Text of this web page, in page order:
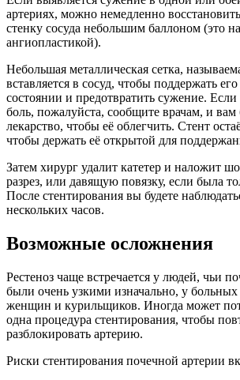
артериях, можно немедленно
стенку сосуда небольшим баллоном (это
ангиопластикой).
Небольшая металлическая сетка,
вставляется в сосуд, чтобы поддержать
состоянии и предотвратить сужение.
боль, пожалуйста, сообщите врачам, и вам
лекарство, чтобы её облегчить. Стент
чтобы держать её открытой для
Затем хирург удалит катетер и наложит
разрез, или давящую повязку, если была
После стентирования вы будете
нескольких часов.
Возможные осложнения
Рестеноз чаще встречается у людей, чьи
были очень узкими изначально, у больных
женщин и курильщиков. Иногда может
одна процедура стентирования, чтобы
разблокировать артерию.
Риски стентирования почечной артерии